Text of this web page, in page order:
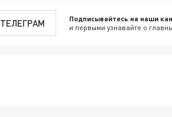
ТЕЛЕГРАМ Подписывайтесь на наши
и первыми узнавайте о